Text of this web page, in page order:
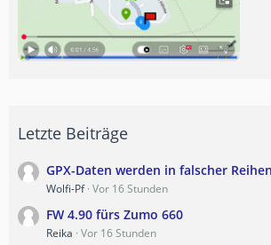
Letzte Beiträge
GPX-Daten werden in falscher
Wolfi-Pf Vor 16 Stunden
FW 4.90 fürs Zumo 660
Reika Vor 16 Stunden